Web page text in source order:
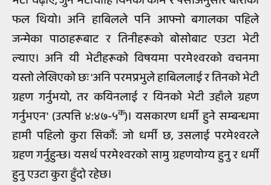
फल थियो। अनि हाबिलले पनि आफ्नो बगालका पहिले
जन्मेका पाठाहरूबाट र तिनीहरूको बोसोबाट एउटा भेटी
ल्याए। अनि यी भेटीहरूको विषयमा परमेश्वरको वचनमा
यस्तो लेखिएको छः 'अनि परमप्रभुले हाबिललाई र तिनको भेटी
ग्रहण गर्नुभयो, तर कयिनलाई र यिनको भेटी उहाँले ग्रहण
गर्नुभएन' (उत्पत्ति ४:४७-५क)। यसकारण धर्मी हुने सम्बन्धमा
हामी पहिलो कुरा सिकौं: जो धर्मी छ, उसलाई परमेश्वरले
ग्रहण गर्नुहुन्छ। यसर्थ परमेश्वरको सामु ग्रहणयोग्य हुनु र धर्मी
हुनु एउटा कुरा हुँदो रहेछ।